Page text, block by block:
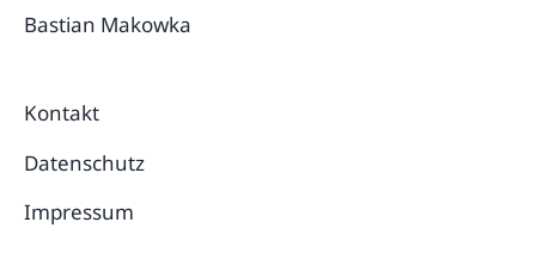
Bastian Makowka
Kontakt
Datenschutz
Impressum